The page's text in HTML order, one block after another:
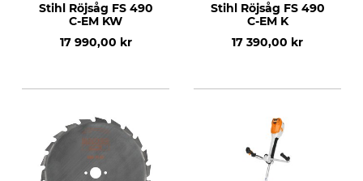
Stihl Röjsåg FS 490
C-EM KW
17 990,00 kr
Stihl Röjsåg FS 490
C-EM K
17 390,00 kr